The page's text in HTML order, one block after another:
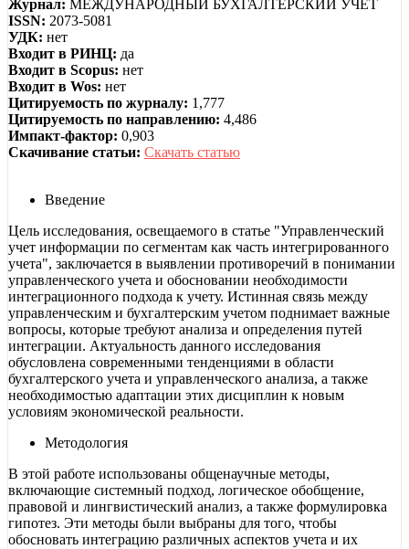
Журнал: МЕЖДУНАРОДНЫЙ БУХГАЛТЕРСКИЙ УЧЕТ
ISSN: 2073-5081
УДК: нет
Входит в РИНЦ: да
Входит в Scopus: нет
Входит в Wos: нет
Цитируемость по журналу: 1,777
Цитируемость по направлению: 4,486
Импакт-фактор: 0,903
Скачивание статьи: Скачать статью
Введение
Цель исследования, освещаемого в статье "Управленческий
учет информации по сегментам как часть интегрированного
учета", заключается в выявлении противоречий в понимании
управленческого учета и обосновании необходимости
интеграционного подхода к учету. Истинная связь между
управленческим и бухгалтерским учетом поднимает важные
вопросы, которые требуют анализа и определения путей
интеграции. Актуальность данного исследования
обусловлена современными тенденциями в области
бухгалтерского учета и управленческого анализа, а также
необходимостью адаптации этих дисциплин к новым
условиям экономической реальности.
Методология
В этой работе использованы общенаучные методы,
включающие системный подход, логическое обобщение,
правовой и лингвистический анализ, а также формулировка
гипотез. Эти методы были выбраны для того, чтобы
обосновать интеграцию различных аспектов учета и их